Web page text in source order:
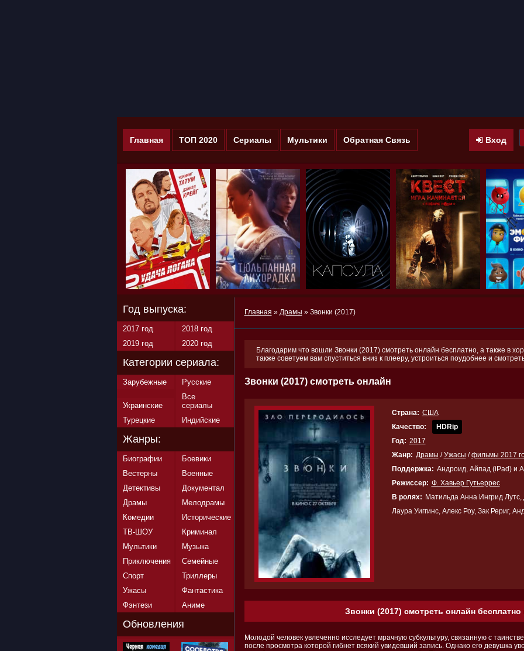
Главная ТОП 2020 Сериалы Мультики Обратная Связь Вход
Главная » Драмы » Звонки (2017)
Благодарим что вошли Звонки (2017) смотреть онлайн бесплатно, а также в
также советуем вам спуститься вниз к плееру, устроиться поудобнее и
Звонки (2017) смотреть онлайн
Страна: США
Качество:
HDRip
Год: 2017
Жанр: Драмы /Ужасы /фильмы 2017
Поддержка: Андроид, Айпад (iPad) и
Режиссер: Ф. Хавьер Гутьеррес
В ролях: Матильда Анна Ингрид
Лаура Уиггинс, Алекс Роу, Зак Рериг,
Звонки (2017) смотреть онлайн бесплатно
Молодой человек увлеченно исследует мрачную субкультуру, связанную с
после просмотра которой гибнет всякий увидевший запись. Однако его девушка
Год выпуска:
2017 год
2018 год
2019 год
2020 год
Категории сериала:
Зарубежные Русские
Украинские
Все
сериалы
Турецкие
Индийские
Жанры:
Биографии
Боевики
Вестерны
Военные
Детективы
Документал
Драмы
Мелодрамы
Комедии
Исторические
ТВ-ШОУ
Криминал
Мультики
Музыка
Приключения
Семейные
Спорт
Триллеры
Ужасы
Фантастика
Фэнтези
Аниме
Обновления